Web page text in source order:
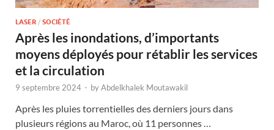
LASER / SOCIÉTÉ
Après les inondations, d’importants
moyens déployés pour rétablir les services
et la circulation
9 septembre 2024 - byAbdelkhalek Moutawakil
Après les pluies torrentielles des derniers jours dans
plusieurs régions au Maroc, où 11 personnes …